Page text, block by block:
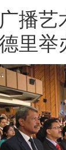
艺术
里